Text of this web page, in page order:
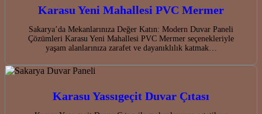
Karasu Yeni Mahallesi PVC Mermer
Sakarya’da Mekanlarınıza Değer Katın: Modern Duvar Paneli
Çözümleri Karasu Yeni Mahallesi PVC Mermer seçenekleriyle
yaşam alanlarınıza zarafet ve dayanıklılık katmak…
Karasu Yassıgeçit Duvar Çıtası